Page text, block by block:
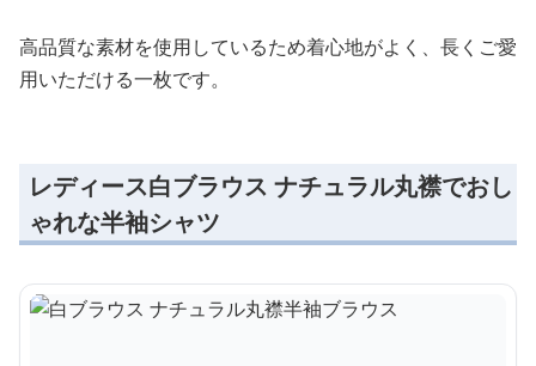
高品質な素材を使用しているため着心地がよく、長くご愛
用いただける一枚です。
レディース白ブラウス ナチュラル丸襟でおし
ゃれな半袖シャツ